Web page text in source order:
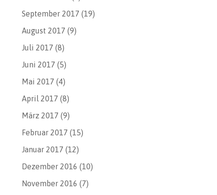
September 2017 (19)
August 2017 (9)
Juli 2017 (8)
Juni 2017 (5)
Mai 2017 (4)
April 2017 (8)
März 2017 (9)
Februar 2017 (15)
Januar 2017 (12)
Dezember 2016 (10)
November 2016 (7)